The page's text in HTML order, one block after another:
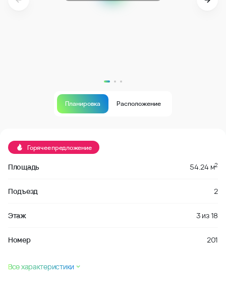
Планировка Расположение
Горячее предложение
Площадь 54.24 м2
Подъезд 2
Этаж 3 из18
Номер 201
Все характеристики